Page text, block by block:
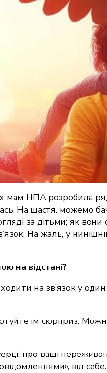
мам НПА розробила
На щастя, можемо
за дітьми; як
На жаль, у нинішній
на відстані?
на зв’язок у
їм сюрприз.
про ваші
від себе.